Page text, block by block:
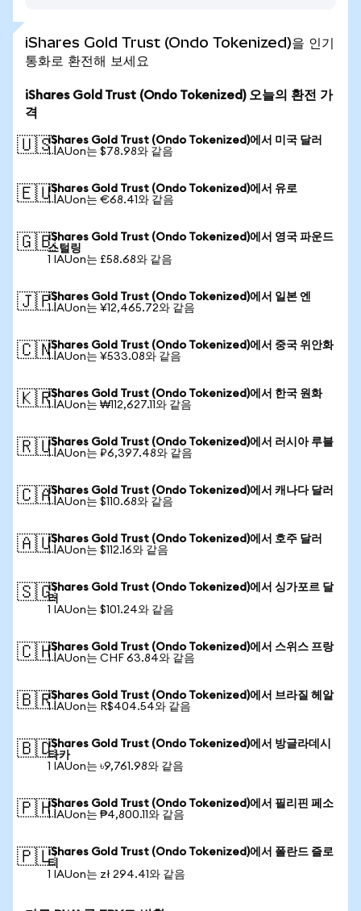
iShares Gold Trust (Ondo Tokenized)을 인기
통화로 환전해 보세요
iShares Gold Trust (Ondo Tokenized) 오늘의 환전 가
격
🇺🇸iShares Gold Trust (Ondo Tokenized)에서 미국 달러
1 IAUon는 $78.98와 같음
🇪🇺iShares Gold Trust (Ondo Tokenized)에서 유로
1 IAUon는 €68.41와 같음
🇬🇧iShares Gold Trust (Ondo Tokenized)에서 영국 파운드
스털링
1 IAUon는 £58.68와 같음
🇯🇵iShares Gold Trust (Ondo Tokenized)에서 일본 엔
1 IAUon는 ¥12,465.72와 같음
🇨🇳iShares Gold Trust (Ondo Tokenized)에서 중국 위안화
1 IAUon는 ¥533.08와 같음
🇰🇷iShares Gold Trust (Ondo Tokenized)에서 한국 원화
1 IAUon는 ₩112,627.11와 같음
🇷🇺iShares Gold Trust (Ondo Tokenized)에서 러시아 루블
1 IAUon는 ₽6,397.48와 같음
🇨🇦iShares Gold Trust (Ondo Tokenized)에서 캐나다 달러
1 IAUon는 $110.68와 같음
🇦🇺iShares Gold Trust (Ondo Tokenized)에서 호주 달러
1 IAUon는 $112.16와 같음
🇸🇬iShares Gold Trust (Ondo Tokenized)에서 싱가포르 달
러
1 IAUon는 $101.24와 같음
🇨🇭iShares Gold Trust (Ondo Tokenized)에서 스위스 프랑
1 IAUon는 CHF 63.84와 같음
🇧🇷iShares Gold Trust (Ondo Tokenized)에서 브라질 헤알
1 IAUon는 R$404.54와 같음
🇧🇩iShares Gold Trust (Ondo Tokenized)에서 방글라데시
타카
1 IAUon는 ৳9,761.98와 같음
🇵🇭iShares Gold Trust (Ondo Tokenized)에서 필리핀 페소
1 IAUon는 ₱4,800.11와 같음
🇵🇱iShares Gold Trust (Ondo Tokenized)에서 폴란드 즐로
티
1 IAUon는 zł 294.41와 같음